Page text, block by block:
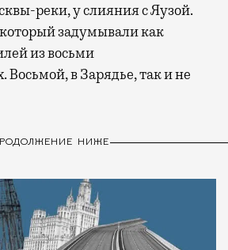
реки, у слияния с Яузой.
задумывали как
из восьми
Восьмой, в Зарядье, так и не
НИЖЕ